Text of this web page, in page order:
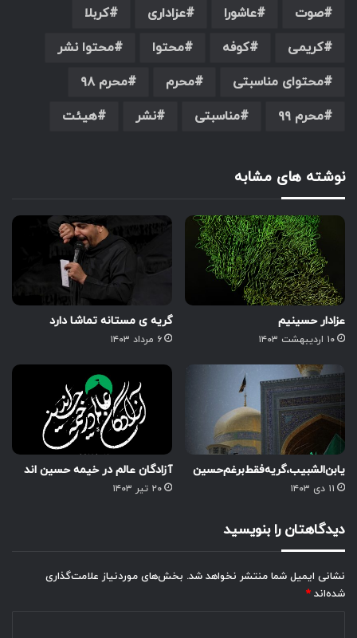
صوت
عاشورا عزاداری
کربلا
کریمی
کوفه محتوا
محتوا نشر
محتوای مناسبتی
محرم
محرم ۹۸
محرم ۹۹
مناسبتی نشر هیئت
نوشته های مشابه
عزادار حسینیم
۱۰ اردیبهشت ۱۴۰۳
گریه ی مستانه تماشا دارد
۶ مرداد ۱۴۰۳
یابن‌الشبیب،گریه‌فقط‌بر‌غم‌حسین
۱۱ دی ۱۴۰۳
آزادگان عالم در خیمه حسین اند
۲۰ تیر ۱۴۰۳
دیدگاهتان را بنویسید
نشانی ایمیل شما منتشر نخواهد شد. بخش‌های موردنیاز علامت‌گذاری
شده‌اند *